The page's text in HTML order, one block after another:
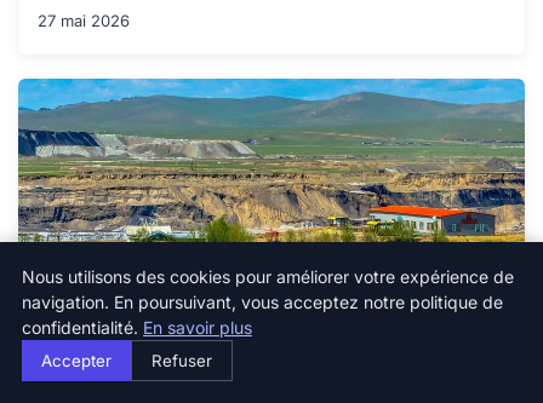
27 mai 2026
ÉNERGIE RENOUVELABLE
Tragédie dans une mine de charbon en Chine :
Nous utilisons des cookies pour améliorer votre expérience de
navigation. En poursuivant, vous acceptez notre politique de
confidentialité. En savoir plus
Accepter Refuser